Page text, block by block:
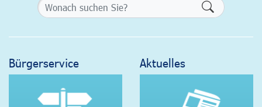
Bürgerservice Aktuelles